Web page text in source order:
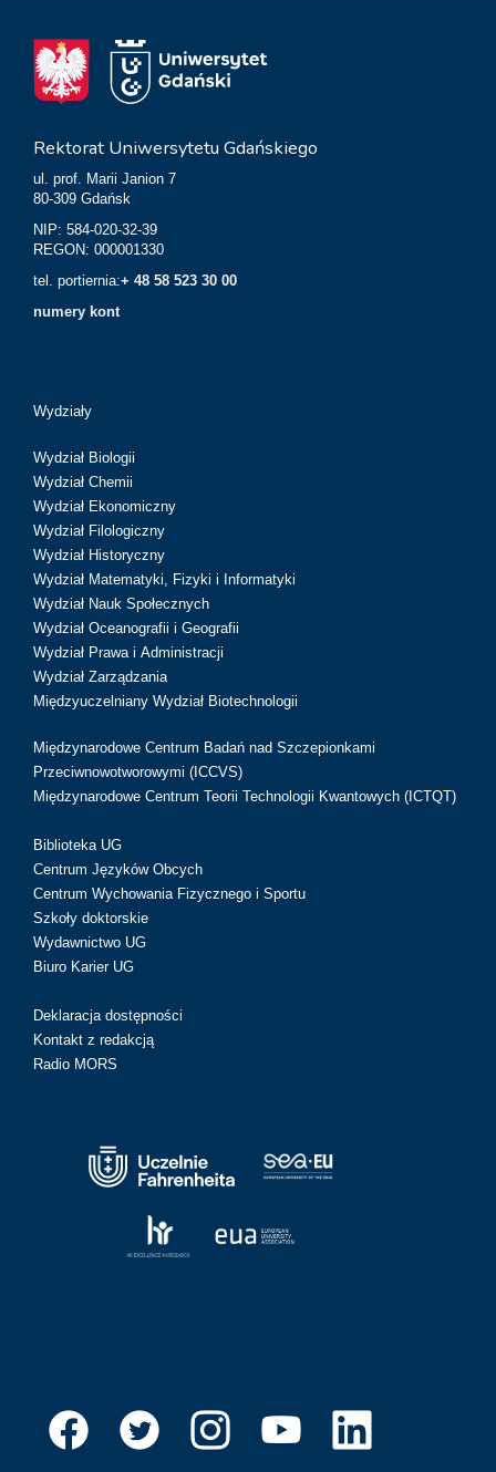
Rektorat Uniwersytetu Gdańskiego
ul. prof. Marii Janion 7
80-309 Gdańsk
NIP: 584-020-32-39
REGON: 000001330
tel. portiernia:+ 48 58 523 30 00
numery kont
Wydziały
Wydział Biologii
Wydział Chemii
Wydział Ekonomiczny
Wydział Filologiczny
Wydział Historyczny
Wydział Matematyki, Fizyki i Informatyki
Wydział Nauk Społecznych
Wydział Oceanografii i Geografii
Wydział Prawa i Administracji
Wydział Zarządzania
Międzyuczelniany Wydział Biotechnologii
Międzynarodowe Centrum Badań nad Szczepionkami
Przeciwnowotworowymi (ICCVS)
Międzynarodowe Centrum Teorii Technologii Kwantowych (ICTQT)
Biblioteka UG
Centrum Języków Obcych
Centrum Wychowania Fizycznego i Sportu
Szkoły doktorskie
Wydawnictwo UG
Biuro Karier UG
Deklaracja dostępności
Kontakt z redakcją
Radio MORS